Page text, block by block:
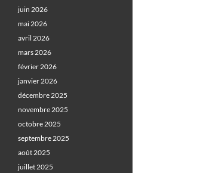
juin 2026
mai 2026
avril 2026
mars 2026
février 2026
janvier 2026
décembre 2025
novembre 2025
octobre 2025
septembre 2025
août 2025
juillet 2025